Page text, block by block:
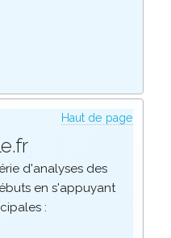
Haut de page
d'analyses des
en s'appuyant
: